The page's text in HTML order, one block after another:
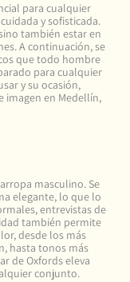
para cualquier
y sofisticada.
también estar en
A continuación, se
que todo hombre
para cualquier
y su ocasión,
imagen en Medellín,
masculino. Se
elegante, lo que lo
entrevistas de
también permite
desde los más
hasta tonos más
de Oxfords eleva
conjunto.